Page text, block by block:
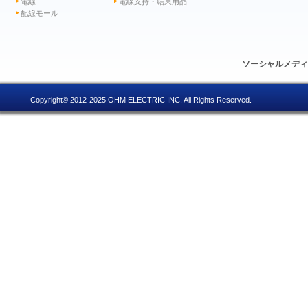
配線モール
ソーシャルメデ
Copyright© 2012-2025 OHM ELECTRIC INC. All Rights Reserved.